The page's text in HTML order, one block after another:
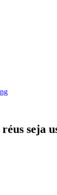
seja